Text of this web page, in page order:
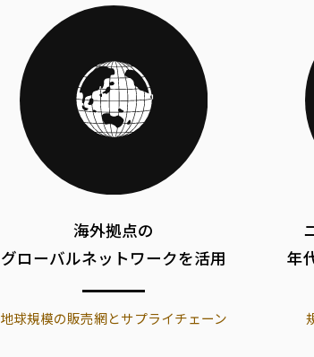
海外拠点の
グローバルネットワークを活用
地球規模の販売網とサプライチェーン
年